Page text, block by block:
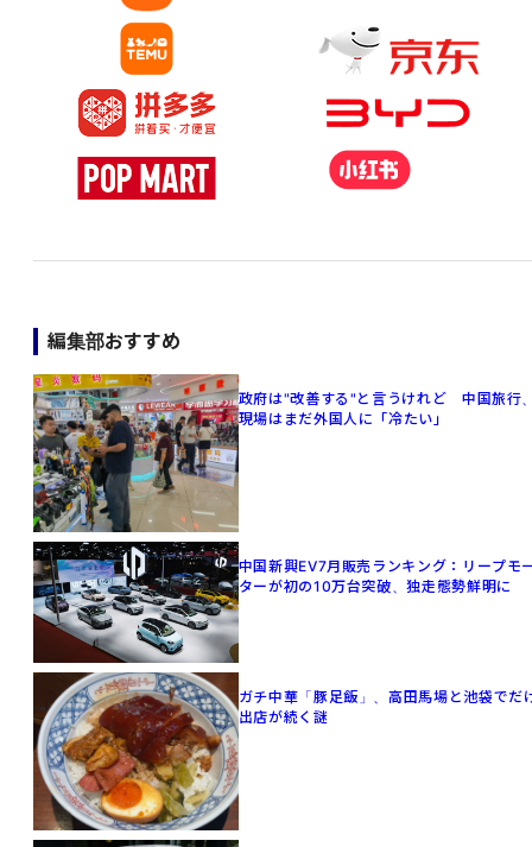
編集部おすすめ
政府は"改善する"と言うけれど 中国旅行
現場はまだ外国人に「冷たい」
中国新興EV7月販売ランキング：リープモ
ターが初の10万台突破、独走態勢鮮明に
ガチ中華「豚足飯」、高田馬場と池袋でだ
出店が続く謎